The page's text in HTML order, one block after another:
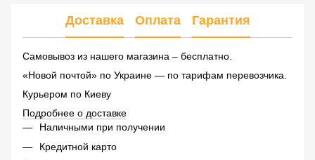
Доставка Оплата Гарантия
Самовывоз из нашего магазина – бесплатно.
«Новой почтой» по Украине — по тарифам перевозчика.
Курьером по Киеву
Подробнее о доставке
Наличными при получении
Кредитной карто